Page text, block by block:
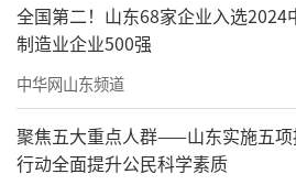
全国第二！山东68家企业入选2024
制造业企业500强
中华网山东频道
聚焦五大重点人群——山东实施五
行动全面提升公民科学素质